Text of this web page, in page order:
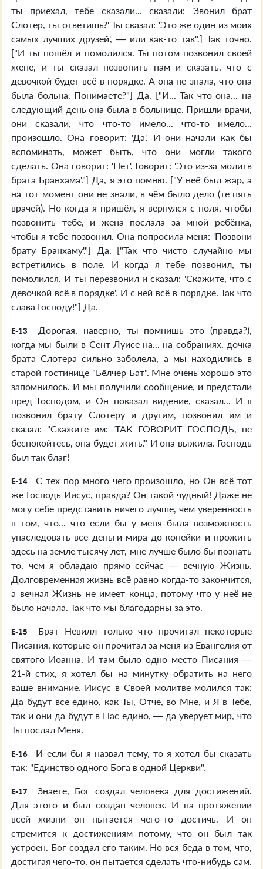
ты приехал, тебе сказали... сказали: 'Звонил брат
Слотер, ты ответишь?' Ты сказал: 'Это же один из моих
самых лучших друзей', — или как-то так".] Так точно.
["И ты пошёл и помолился. Ты потом позвонил своей
жене, и ты сказал позвонить нам и сказать, что с
девочкой будет всё в порядке. А она не знала, что она
была больна. Понимаете?"] Да. ["И... Так что она... на
следующий день она была в больнице. Пришли врачи,
они сказали, что что-то имело... что-то имело...
произошло. Она говорит: 'Да'. И они начали как бы
вспоминать, может быть, что они могли такого
сделать. Она говорит: 'Нет'. Говорит: 'Это из-за молитв
брата Бранхама'."] Да, я это помню. ["У неё был жар, а
на тот момент они не знали, в чём было дело (те пять
врачей). Но когда я пришёл, я вернулся с поля, чтобы
позвонить тебе, и жена послала за мной ребёнка,
чтобы я тебе позвонил. Она попросила меня: 'Позвони
брату Бранхаму'."] Да. ["Так что чисто случайно мы
встретились в поле. И когда я тебе позвонил, ты
помолился. И ты перезвонил и сказал: 'Скажите, что с
девочкой всё в порядке'. И с ней всё в порядке. Так что
слава Господу!"] Да.
E-13
Дорогая, наверно, ты помнишь это (правда?),
когда мы были в Сент-Луисе на... на собраниях, дочка
брата Слотера сильно заболела, а мы находились в
старой гостинице "Бёлчер Бат". Мне очень хорошо это
запомнилось. И мы получили сообщение, и предстали
пред Господом, и Он показал видение, сказал... И я
позвонил брату Слотеру и другим, позвонил им и
сказал: "Скажите им: 'ТАК ГОВОРИТ ГОСПОДЬ, не
беспокойтесь, она будет жить'." И она выжила. Господь
был так благ!
E-14
С тех пор много чего произошло, но Он всё тот
же Господь Иисус, правда? Он такой чудный! Даже не
могу себе представить ничего лучше, чем уверенность
в том, что... что если бы у меня была возможность
унаследовать все деньги мира до копейки и прожить
здесь на земле тысячу лет, мне лучше было бы познать
то, чем я обладаю прямо сейчас — вечную Жизнь.
Долговременная жизнь всё равно когда-то закончится,
а вечная Жизнь не имеет конца, потому что у неё не
было начала. Так что мы благодарны за это.
E-15
Брат Невилл только что прочитал некоторые
Писания, которые он прочитал за меня из Евангелия от
святого Иоанна. И там было одно место Писания —
21-й стих, я хотел бы на минутку обратить на него
ваше внимание. Иисус в Своей молитве молился так:
Да будут все едино, как Ты, Отче, во Мне, и Я в Тебе,
так и они да будут в Нас едино, — да уверует мир, что
Ты послал Меня.
E-16
И если бы я назвал тему, то я хотел бы сказать
так: "Единство одного Бога в одной Церкви".
E-17
Знаете, Бог создал человека для достижений.
Для этого и был создан человек. И на протяжении
всей жизни он пытается чего-то достичь. И он
стремится к достижениям потому, что он был так
устроен. Бог создал его таким. Но вся беда в том, что,
достигая чего-то, он пытается сделать что-нибудь сам.